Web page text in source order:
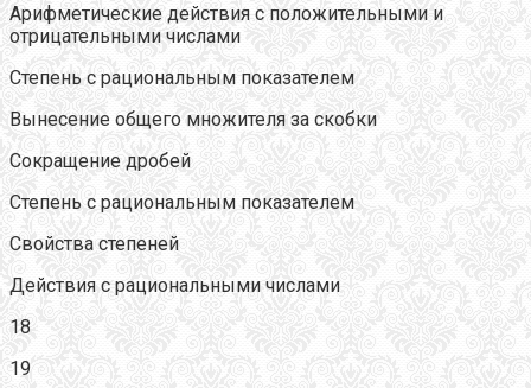
Арифметические действия с положительными и
отрицательными числами
Степень с рациональным показателем
Вынесение общего множителя за скобки
Сокращение дробей
Степень с рациональным показателем
Свойства степеней
Действия с рациональными числами
18
19